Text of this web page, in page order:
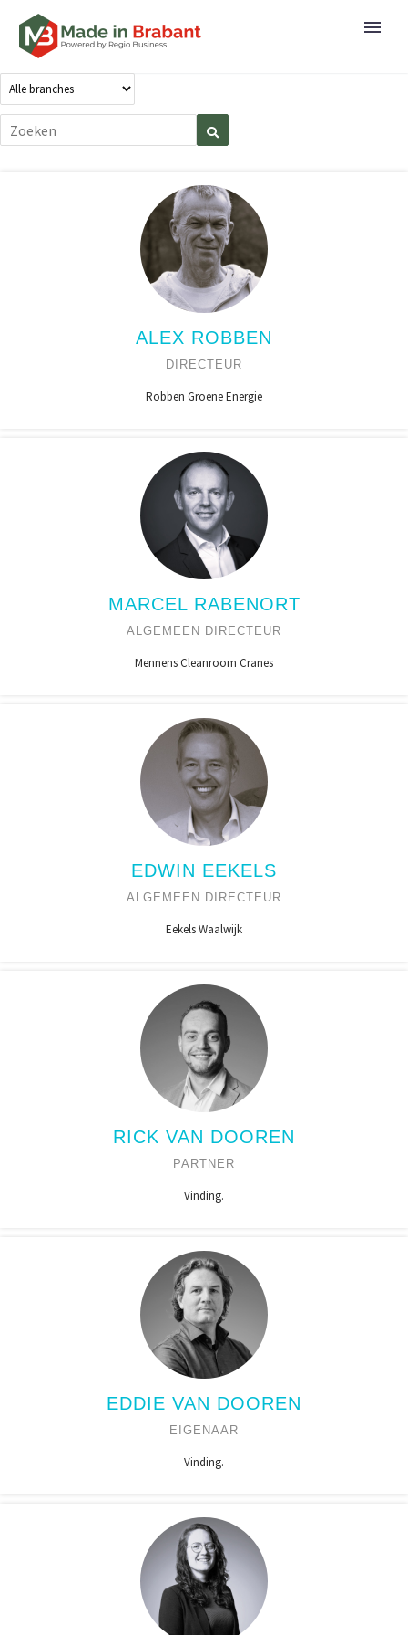
ALEX ROBBEN
DIRECTEUR
Robben Groene Energie
MARCEL RABENORT
ALGEMEEN DIRECTEUR
Mennens Cleanroom Cranes
EDWIN EEKELS
ALGEMEEN DIRECTEUR
Eekels Waalwijk
RICK VAN DOOREN
PARTNER
Vinding.
EDDIE VAN DOOREN
EIGENAAR
Vinding.